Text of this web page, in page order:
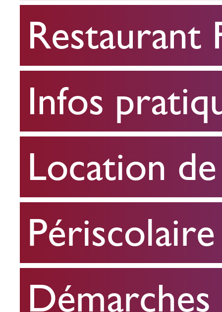
FPA
Infos
pratiques
Location
de
salle
Périscolaire
Restaurant
Infos
Location
Périscolaire